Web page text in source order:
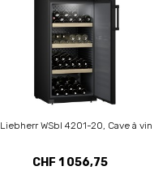
Liebherr WSbl 4201-20, Cave à vin
CHF 1 056,75